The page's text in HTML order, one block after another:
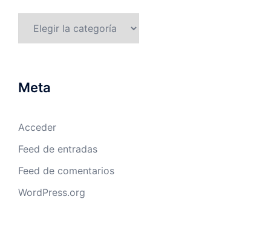
Meta
Acceder
Feed de entradas
Feed de comentarios
WordPress.org